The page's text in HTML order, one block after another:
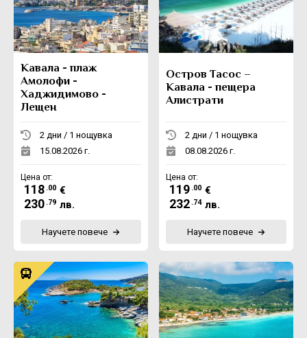
Екскурзии в Румъния
Кавала - плаж
Амолофи -
Хаджидимово -
Лещен
2 дни / 1 нощувка
15.08.2026 г.
Цена от:
118 .00 €
230 .79 лв.
Научете повече
Остров Тасос –
Кавала - пещера
Алистрати
2 дни / 1 нощувка
08.08.2026 г.
Цена от:
119 .00 €
232 .74 лв.
Научете повече